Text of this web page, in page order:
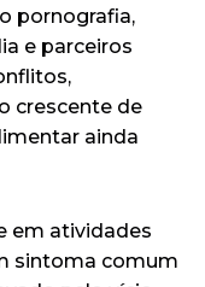
pornografia,
e parceiros
crescente de
ainda
em atividades
sintoma comum